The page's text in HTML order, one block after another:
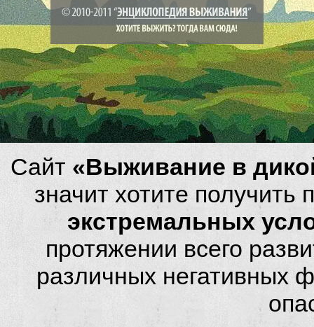
Сайт «Выживание в
значит хотите
экстремальных
протяжении всего
различных негативных